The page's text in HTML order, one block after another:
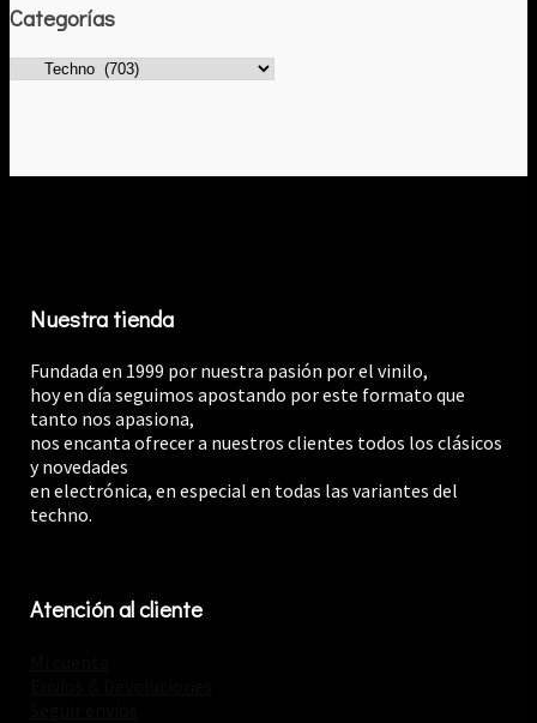
Categorías
Nuestra tienda
Fundada en 1999 por nuestra pasión por el vinilo,
hoy en día seguimos apostando por este formato que
tanto nos apasiona,
nos encanta ofrecer a nuestros clientes todos los clásicos
y novedades
en electrónica, en especial en todas las variantes del
techno.
Atención al cliente